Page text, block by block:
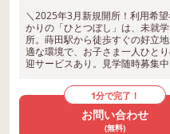
＼2025年3月新規開所！利用希
かりの「ひとつぼし」は、未就
所。蒔田駅から徒歩すぐの好立
適な環境で、お子さま一人ひと
迎サービスあり。見学随時募集中
1分で完了！
お問い合わせ
(無料)